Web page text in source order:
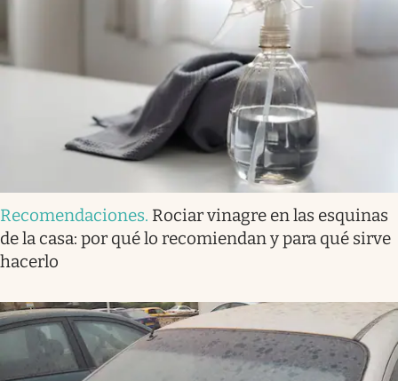
Recomendaciones. Rociar vinagre en las esquinas
de la casa: por qué lo recomiendan y para qué sirve
hacerlo